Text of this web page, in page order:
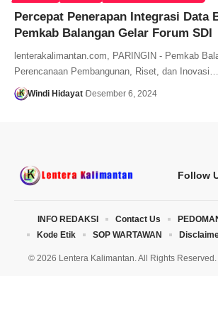
Percepat Penerapan Integrasi Data
Pemkab Balangan Gelar Forum SDI
lenterakalimantan.com, PARINGIN - Pemkab
Perencanaan Pembangunan, Riset, dan Inovasi…
Windi Hidayat Desember 6, 2024
Follow
© 2026 Lentera Kalimantan. All Rights
INFO REDAKSI Contact Us
Kode Etik
SOP WARTAWAN